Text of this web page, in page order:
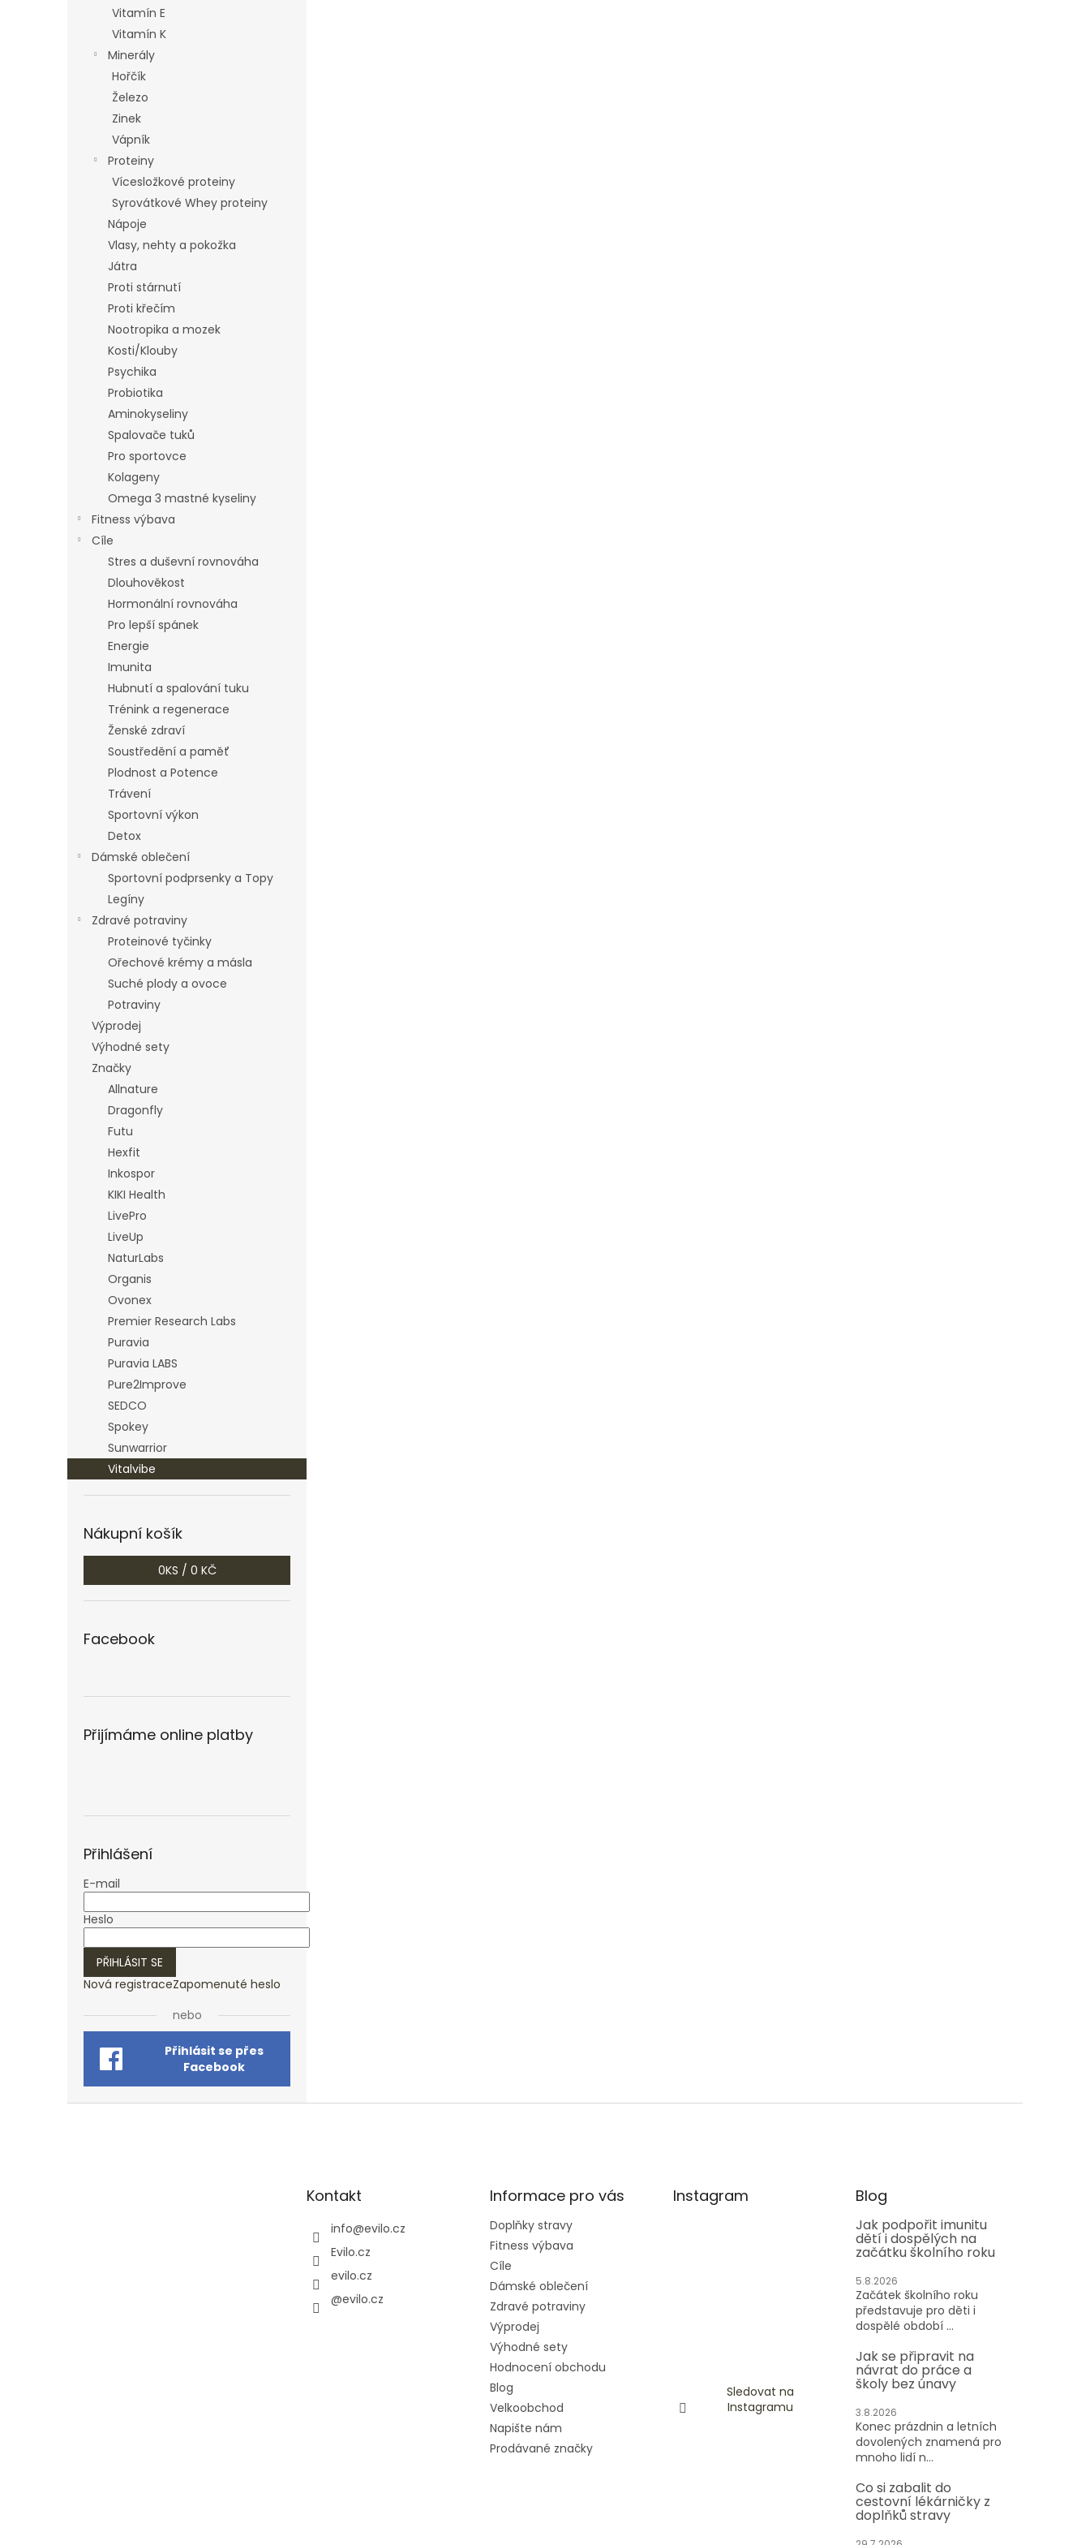
Vitamín E
Vitamín K
Minerály
Hořčík
Železo
Zinek
Vápník
Proteiny
Vícesložkové proteiny
Syrovátkové Whey proteiny
Nápoje
Vlasy, nehty a pokožka
Játra
Proti stárnutí
Proti křečím
Nootropika a mozek
Kosti/Klouby
Psychika
Probiotika
Aminokyseliny
Spalovače tuků
Pro sportovce
Kolageny
Omega 3 mastné kyseliny
Fitness výbava
Cíle
Stres a duševní rovnováha
Dlouhověkost
Hormonální rovnováha
Pro lepší spánek
Energie
Imunita
Hubnutí a spalování tuku
Trénink a regenerace
Ženské zdraví
Soustředění a paměť
Plodnost a Potence
Trávení
Sportovní výkon
Detox
Dámské oblečení
Sportovní podprsenky a Topy
Legíny
Zdravé potraviny
Proteinové tyčinky
Ořechové krémy a másla
Suché plody a ovoce
Potraviny
Výprodej
Výhodné sety
Značky
Allnature
Dragonfly
Futu
Hexfit
Inkospor
KIKI Health
LivePro
LiveUp
NaturLabs
Organis
Ovonex
Premier Research Labs
Puravia
Puravia LABS
Pure2Improve
SEDCO
Spokey
Sunwarrior
Vitalvibe
Nákupní košík
0KS / 0 KČ
Facebook
Přijímáme online platby
Přihlášení
E-mail
Heslo
PŘIHLÁSIT SE
Nová registraceZapomenuté heslo
nebo
Přihlásit se přes
Facebook
Kontakt
info@evilo.cz
Evilo.cz
evilo.cz
@evilo.cz
Informace pro vás
Doplňky stravy
Fitness výbava
Cíle
Dámské oblečení
Zdravé potraviny
Výprodej
Výhodné sety
Hodnocení obchodu
Blog
Velkoobchod
Napište nám
Prodávané značky
Instagram
Sledovat na
Instagramu
Blog
Jak podpořit imunitu
dětí i dospělých na
začátku školního roku
5.8.2026
Začátek školního roku
představuje pro děti i
dospělé období ...
Jak se připravit na
návrat do práce a
školy bez únavy
3.8.2026
Konec prázdnin a letních
dovolených znamená pro
mnoho lidí n...
Co si zabalit do
cestovní lékárničky z
doplňků stravy